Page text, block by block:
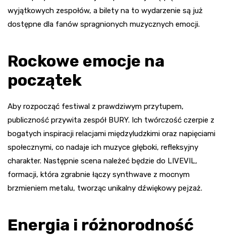
wyjątkowych zespołów, a bilety na to wydarzenie są już
dostępne dla fanów spragnionych muzycznych emocji.
Rockowe emocje na
początek
Aby rozpocząć festiwal z prawdziwym przytupem,
publiczność przywita zespół BURY. Ich twórczość czerpie z
bogatych inspiracji relacjami międzyludzkimi oraz napięciami
społecznymi, co nadaje ich muzyce głęboki, refleksyjny
charakter. Następnie scena należeć będzie do LIVEVIL,
formacji, która zgrabnie łączy synthwave z mocnym
brzmieniem metalu, tworząc unikalny dźwiękowy pejzaż.
Energia i różnorodność